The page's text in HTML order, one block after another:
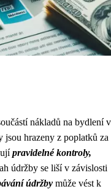
nákladů na bydlení v
jsou hrazeny z poplatků za
pravidelné kontroly,
údržby se liší v závislosti
údržby může vést k